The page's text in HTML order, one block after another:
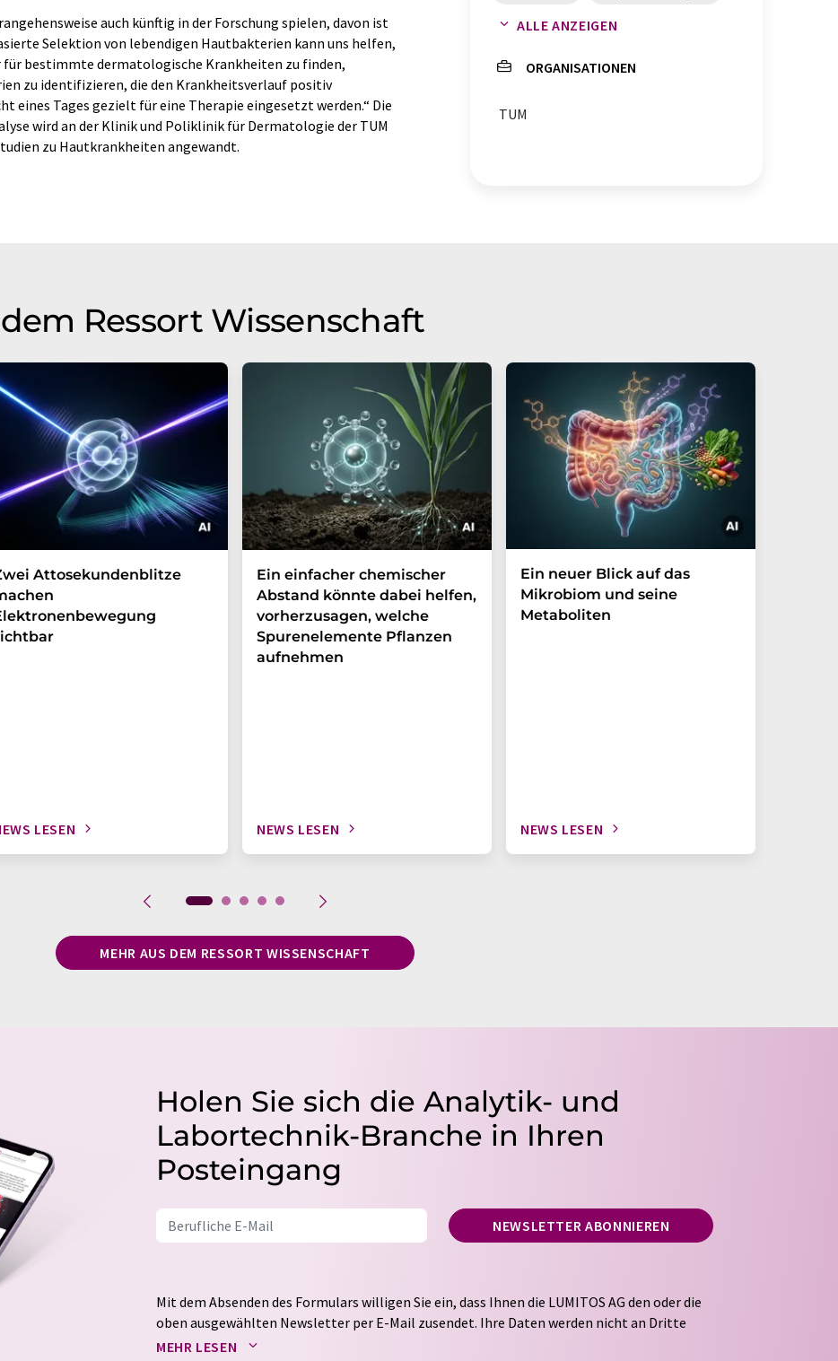
auch künftig in der Forschung spielen, davon ist
Selektion von lebendigen Hautbakterien kann uns helfen,
bestimmte dermatologische Krankheiten zu finden,
zu identifizieren, die den Krankheitsverlauf positiv
eines Tages gezielt für eine Therapie eingesetzt werden.“ Die
wird an der Klinik und Poliklinik für Dermatologie der TUM
zu Hautkrankheiten angewandt.
Dermatologie
Hautkrankeiten
ALLE ANZEIGEN
ORGANISATIONEN
TUM
Ressort Wissenschaft
Attosekundenblitze
LESEN
Ein einfacher chemischer
Abstand könnte dabei helfen,
vorherzusagen, welche
Spurenelemente Pflanzen
aufnehmen
NEWS LESEN
Ein neuer Blick auf das
Mikrobiom und seine
Metaboliten
NEWS LESEN
MEHR AUS DEM RESSORT WISSENSCHAFT
Holen Sie sich die Analytik- und
Labortechnik-Branche in Ihren
Posteingang
NEWSLETTER ABONNIEREN
Mit dem Absenden des Formulars willigen Sie ein, dass Ihnen die LUMITOS AG den oder die
oben ausgewählten Newsletter per E-Mail zusendet. Ihre Daten werden nicht an Dritte
weitergegeben. Die Speicherung und Verarbeitung Ihrer Daten durch die LUMITOS AG erfolgt
MEHR LESEN